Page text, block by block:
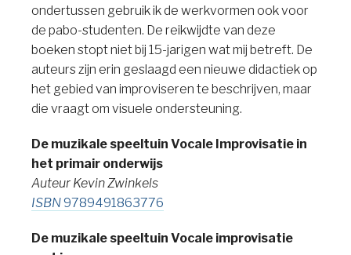
ondertussen gebruik ik de werkvormen ook voor
de pabo-studenten. De reikwijdte van deze
boeken stopt niet bij 15-jarigen wat mij betreft. De
auteurs zijn erin geslaagd een nieuwe didactiek op
het gebied van improviseren te beschrijven, maar
die vraagt om visuele ondersteuning.
De muzikale speeltuin Vocale Improvisatie in
het primair onderwijs
Auteur Kevin Zwinkels
ISBN9789491863776
De muzikale speeltuin Vocale improvisatie